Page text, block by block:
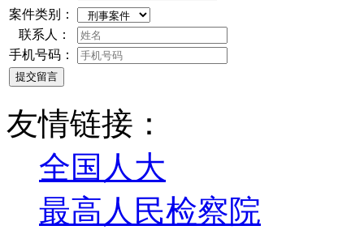
案件类别：
联系人：
手机号码：
提交留言
友情链接：
全国人大
最高人民检察院